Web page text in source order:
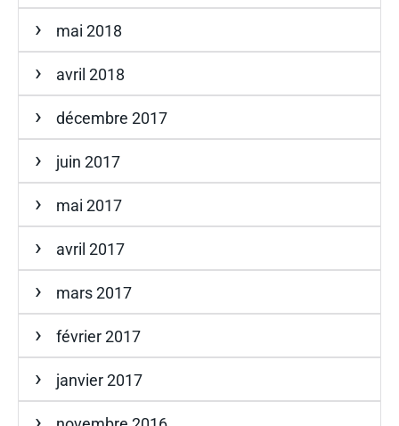
mai 2018
avril 2018
décembre 2017
juin 2017
mai 2017
avril 2017
mars 2017
février 2017
janvier 2017